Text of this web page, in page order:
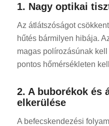
1. Nagy optikai
Az átlátszóságot
hűtés bármilyen hibája.
magas polírozásúnak
pontos hőmérsékleten
2. A buborékok és
elkerülése
A befecskendezési
TR
AR
ES
KO
PT
CS
DA